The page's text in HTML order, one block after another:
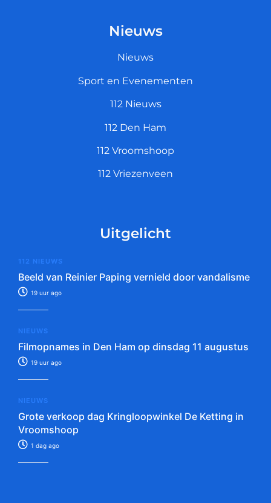
Nieuws
Nieuws
Sport en Evenementen
112 Nieuws
112 Den Ham
112 Vroomshoop
112 Vriezenveen
Uitgelicht
112 NIEUWS
Beeld van Reinier Paping vernield door vandalisme
19 uur ago
NIEUWS
Filmopnames in Den Ham op dinsdag 11 augustus
19 uur ago
NIEUWS
Grote verkoop dag Kringloopwinkel De Ketting in
Vroomshoop
1 dag ago